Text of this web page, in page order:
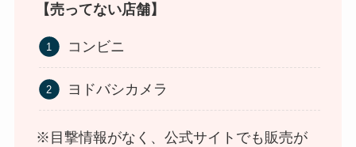
均で売ってる？
【売ってない店舗】
コンビニ
ヨドバシカメラ
※目撃情報がなく、公式サイトでも販売が